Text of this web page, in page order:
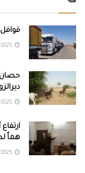
حصان
هماً